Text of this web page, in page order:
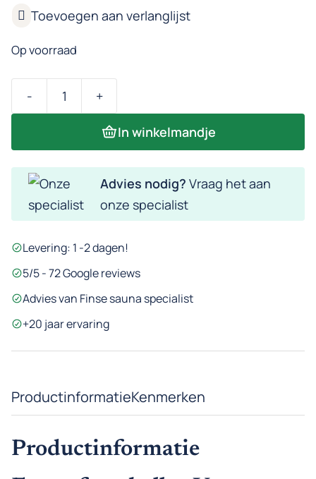
Op voorraad
-
bank
–
Espen
frontbalk
(Maatwerk)
+
In winkelmandje
Advies nodig? Vraag het aan
onze specialist
Levering: 1 -2 dagen!
5/5 - 72 Google reviews
Advies van Finse sauna specialist
+20 jaar ervaring
ProductinformatieKenmerken
Productinformatie